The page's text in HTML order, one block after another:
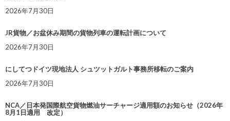
2026年7月30日
JR貨物／お盆休み期間の貨物列車の運転計画について
2026年7月30日
にしてつドイツ現地法人 シュツットガルト事務所移転のご案内
2026年7月30日
NCA／日本発国際航空貨物燃油サーチャージ適用額のお知らせ（2026年
8月1日適用 改定）